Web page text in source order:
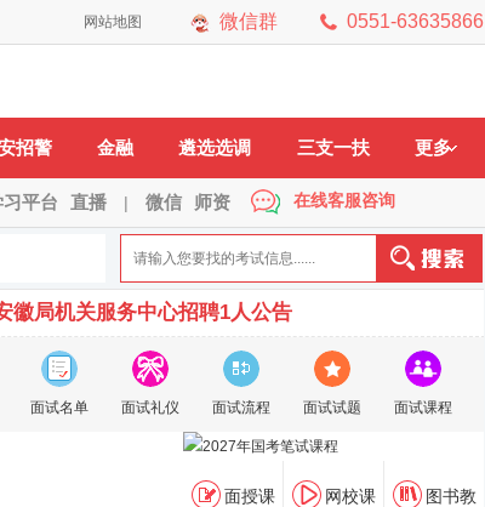
微信群 0551-63635866
网站地图
市 H-X： 淮北市淮南市 黄山市六安市 铜陵市宿州市 芜湖市宣城市
招警 金融 遴选选调 三支一扶 更多
平台 直播 | 微信 师资 在线客服咨询
徽局机关服务中心招聘1人公告
面试名单 面试礼仪 面试流程 面试试题 面试课程
面授课
网校课
图书教